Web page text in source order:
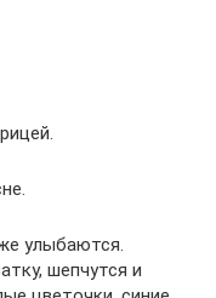
улыбаются.
шепчутся и